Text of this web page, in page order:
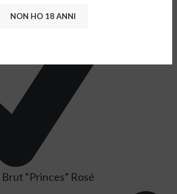
NON HO 18 ANNI
“Princes” Rosé